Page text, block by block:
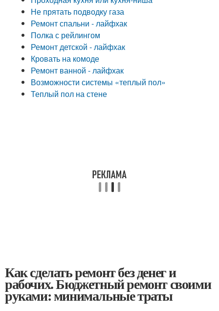
Не прятать подводку газа
Ремонт спальни - лайфхак
Полка с рейлингом
Ремонт детской - лайфхак
Кровать на комоде
Ремонт ванной - лайфхак
Возможности системы «теплый пол»
Теплый пол на стене
Как сделать ремонт без денег и
рабочих. Бюджетный ремонт своими
руками: минимальные траты